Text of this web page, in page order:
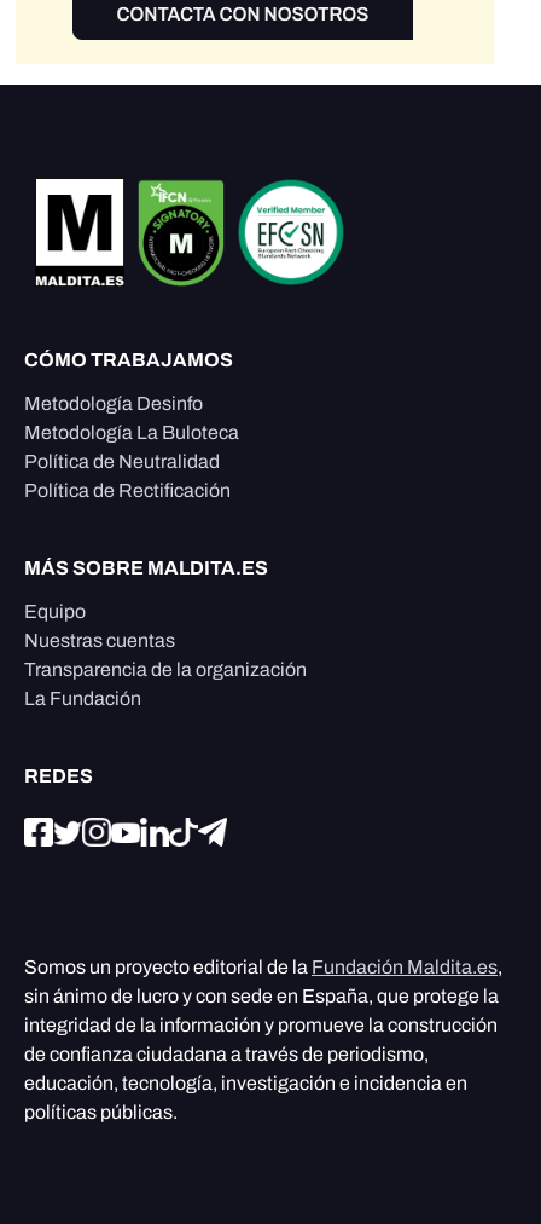
CÓMO TRABAJAMOS
Metodología Desinfo
Metodología La Buloteca
Política de Neutralidad
Política de Rectificación
MÁS SOBRE MALDITA.ES
Equipo
Nuestras cuentas
Transparencia de la organización
La Fundación
REDES
Somos un proyecto editorial de la Fundación Maldita.es,
sin ánimo de lucro y con sede en España, que protege la
integridad de la información y promueve la construcción
de confianza ciudadana a través de periodismo,
educación, tecnología, investigación e incidencia en
políticas públicas.